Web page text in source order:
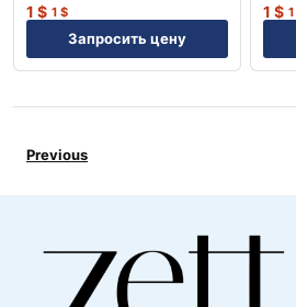
1 $ 1 $
Запросить цену
1 $ 1
Previous